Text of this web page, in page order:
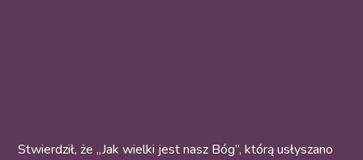
Stwierdził, że „Jak wielki jest nasz Bóg”, którą usłyszano